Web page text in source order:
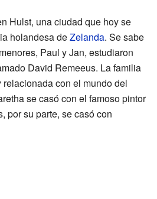
Hulst, una ciudad que hoy se
holandesa deZelanda. Se sabe
Paul y Jan, estudiaron
David Remeeus. La familia
con el mundo del
se casó con el famoso pintor
por su parte, se casó con